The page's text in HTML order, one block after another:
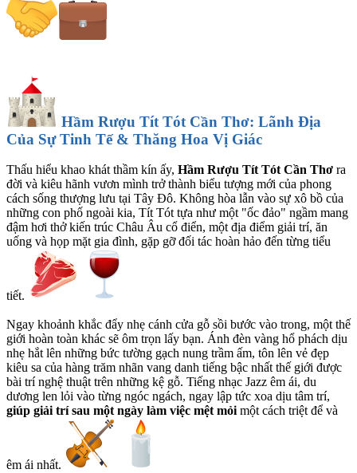
Hầm Rượu Tít Tót Cần Thơ: Lãnh Địa
Của Sự Tinh Tế & Thăng Hoa Vị Giác
Thấu hiểu khao khát thầm kín ấy, Hầm Rượu Tít Tót Cần Thơ ra
đời và kiêu hãnh vươn mình trở thành biểu tượng mới của phong
cách sống thượng lưu tại Tây Đô. Không hòa lẫn vào sự xô bồ của
những con phố ngoài kia, Tít Tót tựa như một "ốc đảo" ngầm mang
đậm hơi thở kiến trúc Châu Âu cổ điển, một địa điểm giải trí, ăn
uống và họp mặt gia đình, gặp gỡ đối tác hoàn hảo đến từng tiểu
tiết.
Ngay khoảnh khắc đẩy nhẹ cánh cửa gỗ sồi bước vào trong, một thế
giới hoàn toàn khác sẽ ôm trọn lấy bạn. Ánh đèn vàng hổ phách dịu
nhẹ hắt lên những bức tường gạch nung trầm ấm, tôn lên vẻ đẹp
kiêu sa của hàng trăm nhãn vang danh tiếng bậc nhất thế giới được
bài trí nghệ thuật trên những kệ gỗ. Tiếng nhạc Jazz êm ái, du
dương len lỏi vào từng ngóc ngách, ngay lập tức xoa dịu tâm trí,
giúp giải trí sau một ngày làm việc mệt mỏi một cách triệt để và
êm ái nhất.